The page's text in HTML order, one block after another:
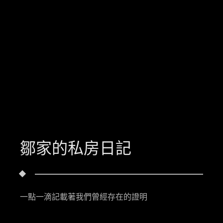
鄒家的私房日記
一點一滴記載著我們曾經存在的證明